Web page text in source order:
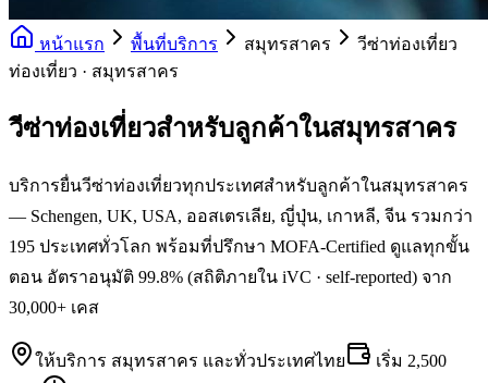
หน้าแรก พื้นที่บริการ สมุทรสาคร
วีซ่าท่องเที่ยว
ท่องเที่ยว · สมุทรสาคร
วีซ่าท่องเที่ยวสำหรับลูกค้าในสมุทรสาคร
บริการยื่นวีซ่าท่องเที่ยวทุกประเทศสำหรับลูกค้าในสมุทรสาคร
— Schengen, UK, USA, ออสเตรเลีย, ญี่ปุ่น, เกาหลี, จีน รวมกว่า
195 ประเทศทั่วโลก พร้อมที่ปรึกษา MOFA-Certified ดูแลทุกขั้น
ตอน อัตราอนุมัติ 99.8% (สถิติภายใน iVC · self-reported) จาก
30,000+ เคส
ให้บริการ สมุทรสาคร และทั่วประเทศไทย เริ่ม 2,500